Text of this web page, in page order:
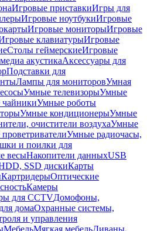
Игровые приставкиИгры для
Игровые ноутбукиИгровые
Игровые мониторыИгровые
клавиатурыИгровые
Столы геймерскиеИгровые
акустикаАксессуары для
Подставки для
Лампы для мониторовУмная
Умные телевизорыУмные
Умные роботы
Умные кондиционерыУмные
очистители воздухаУмные
Умные радиочасы,
и поилки для
весыНакопители данныхUSB
SSD дискиКарты
КартридерыОптические
Камеры
для CCTVДомофоны,
домаОхранные системы,
и управления
МебельМягкая мебельДиваны,